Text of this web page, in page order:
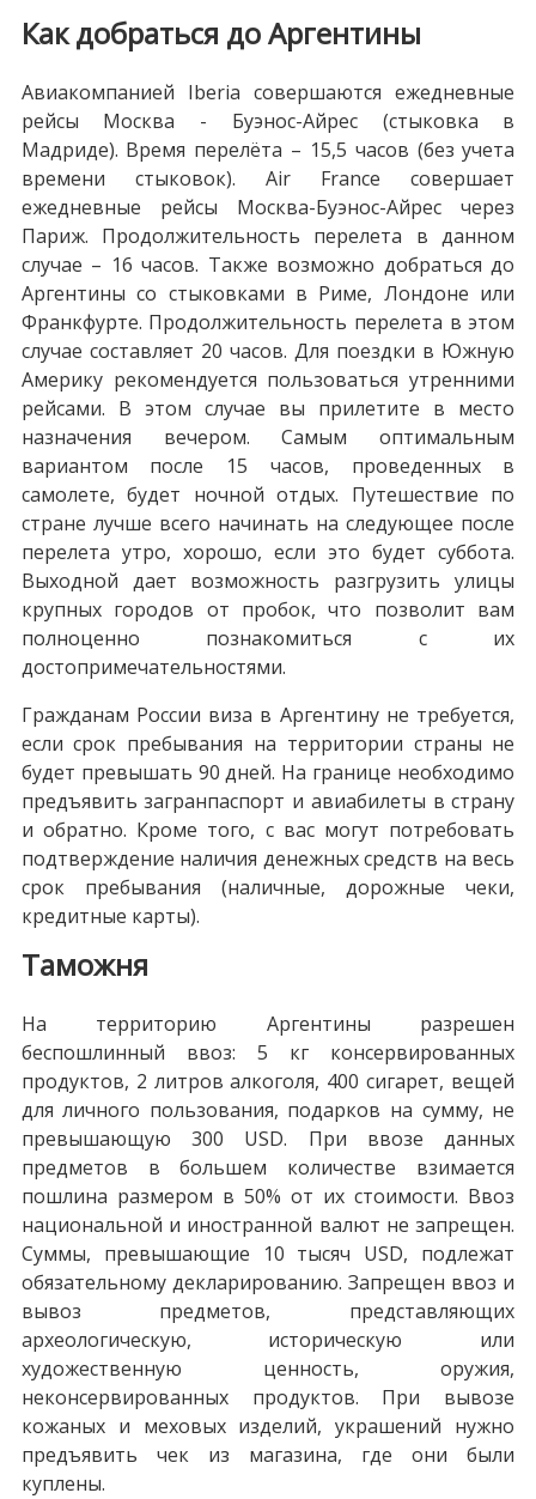
Как добраться до Аргентины
Авиакомпанией Iberia совершаются ежедневные
рейсы Москва - Буэнос-Айрес (стыковка в
Мадриде). Время перелёта – 15,5 часов (без учета
времени стыковок). Air France совершает
ежедневные рейсы Москва-Буэнос-Айрес через
Париж. Продолжительность перелета в данном
случае – 16 часов. Также возможно добраться до
Аргентины со стыковками в Риме, Лондоне или
Франкфурте. Продолжительность перелета в этом
случае составляет 20 часов. Для поездки в Южную
Америку рекомендуется пользоваться утренними
рейсами. В этом случае вы прилетите в место
назначения вечером. Самым оптимальным
вариантом после 15 часов, проведенных в
самолете, будет ночной отдых. Путешествие по
стране лучше всего начинать на следующее после
перелета утро, хорошо, если это будет суббота.
Выходной дает возможность разгрузить улицы
крупных городов от пробок, что позволит вам
полноценно познакомиться с их
достопримечательностями.
Гражданам России виза в Аргентину не требуется,
если срок пребывания на территории страны не
будет превышать 90 дней. На границе необходимо
предъявить загранпаспорт и авиабилеты в страну
и обратно. Кроме того, с вас могут потребовать
подтверждение наличия денежных средств на весь
срок пребывания (наличные, дорожные чеки,
кредитные карты).
Таможня
На территорию Аргентины разрешен
беспошлинный ввоз: 5 кг консервированных
продуктов, 2 литров алкоголя, 400 сигарет, вещей
для личного пользования, подарков на сумму, не
превышающую 300 USD. При ввозе данных
предметов в большем количестве взимается
пошлина размером в 50% от их стоимости. Ввоз
национальной и иностранной валют не запрещен.
Суммы, превышающие 10 тысяч USD, подлежат
обязательному декларированию. Запрещен ввоз и
вывоз предметов, представляющих
археологическую, историческую или
художественную ценность, оружия,
неконсервированных продуктов. При вывозе
кожаных и меховых изделий, украшений нужно
предъявить чек из магазина, где они были
куплены.